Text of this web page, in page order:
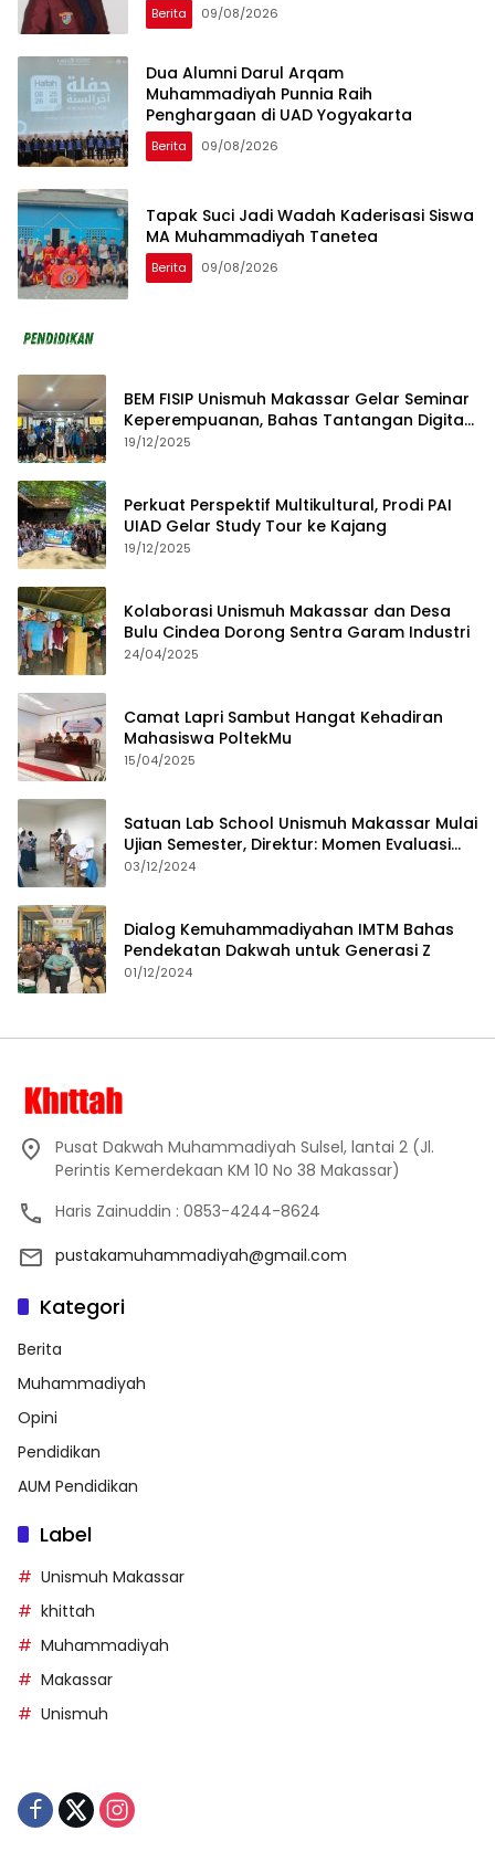
Berita 09/08/2026
Dua Alumni Darul Arqam
Muhammadiyah Punnia Raih
Penghargaan di UAD Yogyakarta
Berita 09/08/2026
Tapak Suci Jadi Wadah Kaderisasi Siswa
MA Muhammadiyah Tanetea
Berita 09/08/2026
BEM FISIP Unismuh Makassar Gelar Seminar
Keperempuanan, Bahas Tantangan Digital
dan Budaya Lokal
19/12/2025
Perkuat Perspektif Multikultural, Prodi PAI
UIAD Gelar Study Tour ke Kajang
19/12/2025
Kolaborasi Unismuh Makassar dan Desa
Bulu Cindea Dorong Sentra Garam Industri
24/04/2025
Camat Lapri Sambut Hangat Kehadiran
Mahasiswa PoltekMu
15/04/2025
Satuan Lab School Unismuh Makassar Mulai
Ujian Semester, Direktur: Momen Evaluasi
Proses Pembelajaran
03/12/2024
Dialog Kemuhammadiyahan IMTM Bahas
Pendekatan Dakwah untuk Generasi Z
01/12/2024
Pusat Dakwah Muhammadiyah Sulsel, lantai 2 (Jl.
Perintis Kemerdekaan KM 10 No 38 Makassar)
Haris Zainuddin : 0853-4244-8624
pustakamuhammadiyah@gmail.com
Kategori
Berita
Muhammadiyah
Opini
Pendidikan
AUM Pendidikan
Label
Unismuh Makassar
khittah
Muhammadiyah
Makassar
Unismuh